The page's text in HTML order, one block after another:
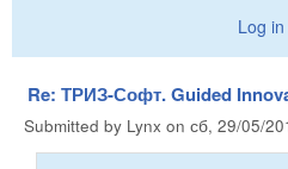
Log in
Re: ТРИЗ-Софт. Guided
Submitted by Lynx on сб, 29/05/